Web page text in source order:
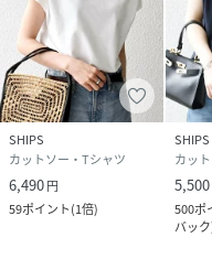
SHIPS
カットソー・Tシャツ
6,490円
59ポイント(1倍)
SHIPS
カッ
5,500
500ポ
バック